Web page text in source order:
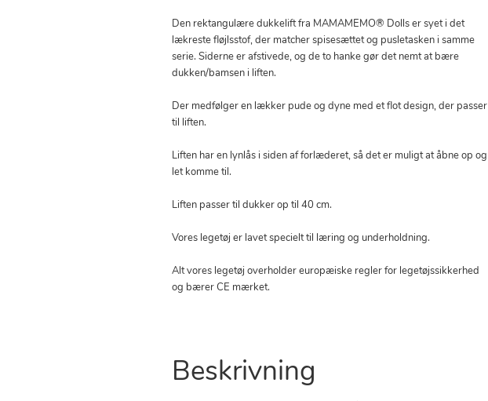
Den rektangulære dukkelift fra MAMAMEMO® Dolls er syet i det
lækreste fløjlsstof, der matcher spisesættet og pusletasken i samme
serie. Siderne er afstivede, og de to hanke gør det nemt at bære
dukken/bamsen i liften.
Der medfølger en lækker pude og dyne med et flot design, der passer
til liften.
Liften har en lynlås i siden af forlæderet, så det er muligt at åbne op og
let komme til.
Liften passer til dukker op til 40 cm.
Vores legetøj er lavet specielt til læring og underholdning.
Alt vores legetøj overholder europæiske regler for legetøjssikkerhed
og bærer CE mærket.
Beskrivning